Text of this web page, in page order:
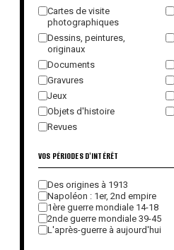
Cartes de visite
photographiques
Dessins, peintures,
originaux
Documents
Gravures
Jeux
Objets d'histoire
Revues
VOS PÉRIODES D'INTÉRÊT
Des origines à 1913
Napoléon : 1er, 2nd empire
1ère guerre mondiale 14-18
2nde guerre mondiale 39-45
L'après-guerre à aujourd'hui